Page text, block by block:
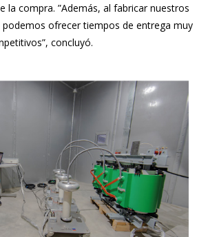
la compra. ”Además, al fabricar nuestros
ofrecer tiempos de entrega muy
concluyó.